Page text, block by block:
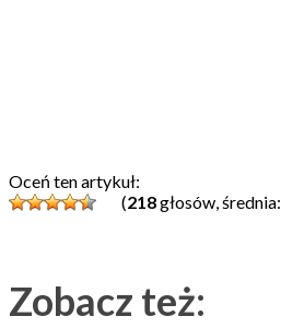
Oceń ten artykuł:
(218głosów, średnia:
Zobacz też: